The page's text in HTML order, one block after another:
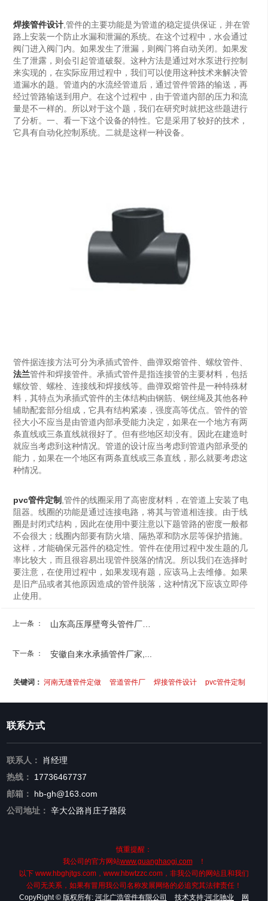
焊接管件设计,管件的主要功能是为管道的稳定提供保证，并在管
路上安装一个防止水漏和泄漏的系统。在这个过程中，水会通过
阀门进入阀门内。如果发生了泄漏，则阀门将自动关闭。如果发
生了泄露，则会引起管道破裂。这种方法是通过对水泵进行控制
来实现的，在实际应用过程中，我们可以使用这种技术来解决管
道漏水的题。管道内的水流经管道后，通过管件管路的输送，再
经过管路输送到用户。在这个过程中，由于管道内部的压力和流
量是不一样的。所以对于这个题，我们在研究时就把这些题进行
了分析。一、看一下这个设备的特性。它是采用了较好的技术，
它具有自动化控制系统。二就是这样一种设备。
管件据连接方法可分为承插式管件、曲弹双熔管件、螺纹管件、
法兰管件和焊接管件。承插式管件是指连接管的主要材料，包括
螺纹管、螺栓、连接线和焊接线等。曲弹双熔管件是一种特殊材
料，其特点为承插式管件的主体结构由钢筋、钢丝绳及其他各种
辅助配套部分组成，它具有结构紧凑，强度高等优点。管件的管
径大小不应当是由管道内部承受能力决定，如果在一个地方有两
条直线或三条直线就很好了。但有些地区却没有。因此在建造时
就应当考虑到这种情况。管道的设计应当考虑到管道内部承受的
能力，如果在一个地区有两条直线或三条直线，那么就要考虑这
种情况。
pvc管件定制 ,管件的线圈采用了高密度材料，在管道上安装了电
阻器。线圈的功能是通过连接电路，将其与管道相连接。由于线
圈是封闭式结构，因此在使用中要注意以下题管路的密度一般都
不会很大；线圈内部要有防火墙、隔热罩和防水层等保护措施。
这样，才能确保元器件的稳定性。管件在使用过程中发生题的几
率比较大，而且很容易出现管件脱落的情况。所以我们在选择时
要注意，在使用过程中，如果发现有题，应该马上去维修。如果
是旧产品或者其他原因造成的管件脱落，这种情况下应该立即停
止使用。
上一条 ： 山东高压厚壁弯头管件厂家...
下一条 ： 安徽自来水承插管件厂家,...
关键词： 河南无缝管件定做 管道管件厂 焊接管件设计 pvc管件定制
联系方式
联系人：
肖经理
热线：
17736467737
邮箱：
hb-gh@163.com
公司地址： 辛大公路肖庄子路段
慎重提醒：
我公司的官方网站www.guanghaogj.com
！
以下 www.hbghjtgs.com，www.hbwtzzc.com，非我公司的网站且和我们
公司无关系，如果有冒用我公司名称发展网络的必追究其法律责任！
CopyRight © 版权所有: 河北广浩管件有限公司 技术支持:河北驰业 网